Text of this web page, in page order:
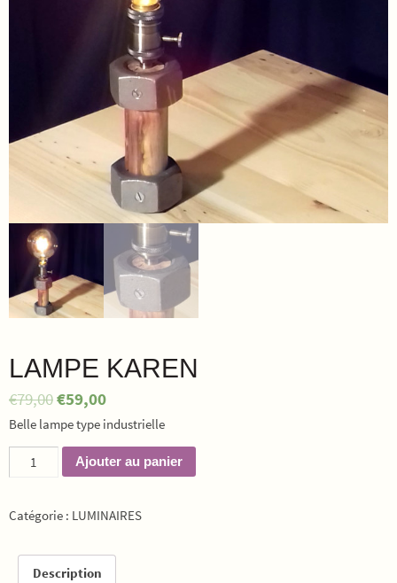
LAMPE KAREN
€79,00€59,00
Belle lampe type industrielle
quantité
de
KAREN
Ajouter au panier
Catégorie : LUMINAIRES
Description